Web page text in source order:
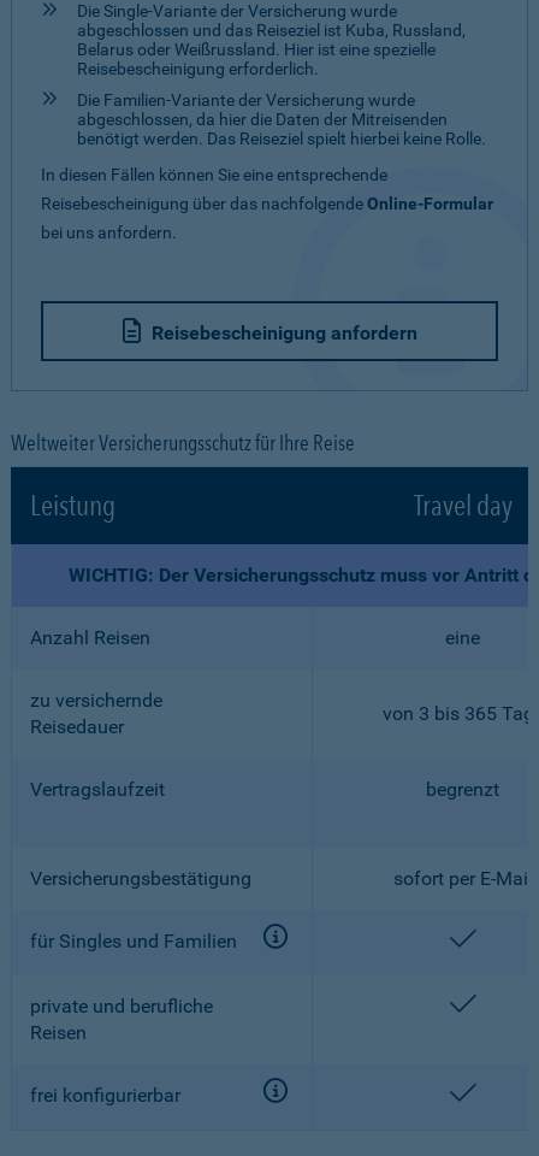
Die Single-Variante der Versicherung wurde
abgeschlossen und das Reiseziel ist Kuba, Russland,
Belarus oder Weißrussland. Hier ist eine spezielle
Reisebescheinigung erforderlich.
Die Familien-Variante der Versicherung wurde
abgeschlossen, da hier die Daten der Mitreisenden
benötigt werden. Das Reiseziel spielt hierbei keine Rolle.
In diesen Fällen können Sie eine entsprechende
Reisebescheinigung über das nachfolgendeOnline-Formular
bei uns anfordern.
Reisebescheinigung anfordern
Weltweiter Versicherungsschutz für Ihre Reise
Leistung Travel day
WICHTIG: Der Versicherungsschutz muss vor Antritt
Anzahl Reisen eine
zu versichernde
Reisedauer
von 3 bis 365
Vertragslaufzeit begrenzt
Versicherungsbestätigung sofort per E-Mail
für Singles und Familien
private und berufliche
Reisen
frei konfigurierbar